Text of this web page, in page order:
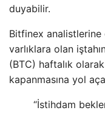
duyabilir.
Bitfinex analistlerine
varlıklara olan
(BTC) haftalık
kapanmasına yol
“İstihdam